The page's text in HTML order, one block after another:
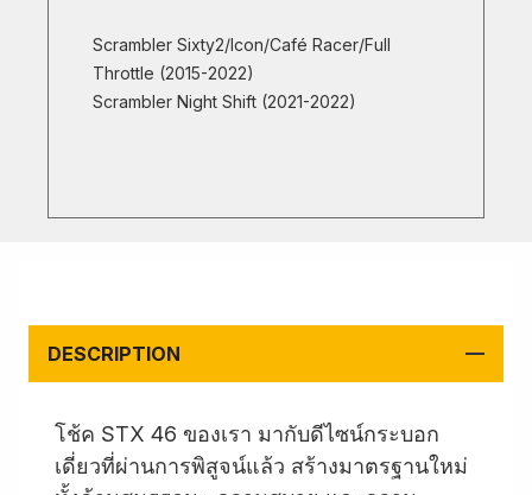
Scrambler Sixty2/Icon/Café Racer/Full
Throttle (2015-2022)
Scrambler Night Shift (2021-2022)
DESCRIPTION
โช้ค STX 46 ของเรา มากับดีไซน์กระบอก
เดี่ยวที่ผ่านการพิสูจน์แล้ว สร้างมาตรฐานใหม่